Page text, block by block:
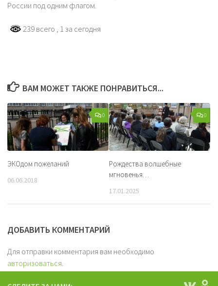
России под одним флагом.
239 всего , 1 за сегодня
ВАМ МОЖЕТ ТАКЖЕ ПОНРАВИТЬСЯ...
0
ЭКОдом пожеланий
06.06.2018
0
Рождества волшебные
мгновенья…
17.01.2025
ДОБАВИТЬ КОММЕНТАРИЙ
Для отправки комментария вам необходимо
авторизоваться